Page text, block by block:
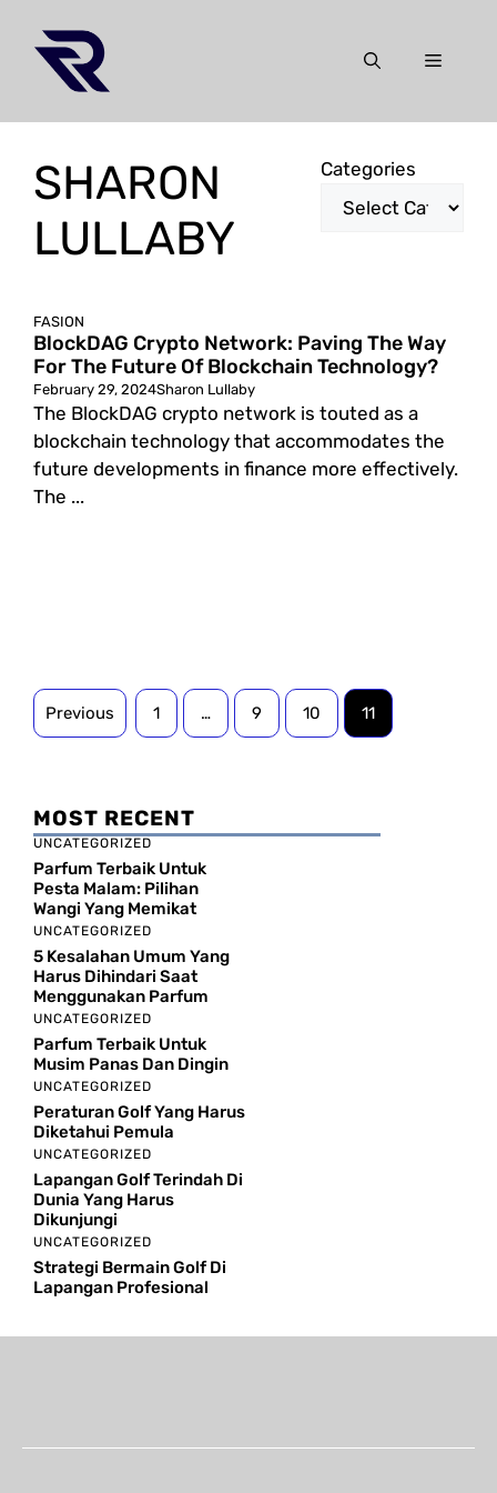
content
Menu
SHARON
LULLABY
Categories
FASION
BlockDAG Crypto Network: Paving The Way
For The Future Of Blockchain Technology?
February 29, 2024Sharon Lullaby
The BlockDAG crypto network is touted as a
blockchain technology that accommodates the
future developments in finance more effectively.
The ...
Previous 1 … 9 10 11
MOST RECENT
UNCATEGORIZED
Parfum Terbaik Untuk
Pesta Malam: Pilihan
Wangi Yang Memikat
UNCATEGORIZED
5 Kesalahan Umum Yang
Harus Dihindari Saat
Menggunakan Parfum
UNCATEGORIZED
Parfum Terbaik Untuk
Musim Panas Dan Dingin
UNCATEGORIZED
Peraturan Golf Yang Harus
Diketahui Pemula
UNCATEGORIZED
Lapangan Golf Terindah Di
Dunia Yang Harus
Dikunjungi
UNCATEGORIZED
Strategi Bermain Golf Di
Lapangan Profesional